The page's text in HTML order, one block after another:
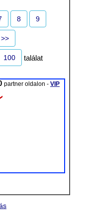
8 9
100 találat
partner oldalon - VIP